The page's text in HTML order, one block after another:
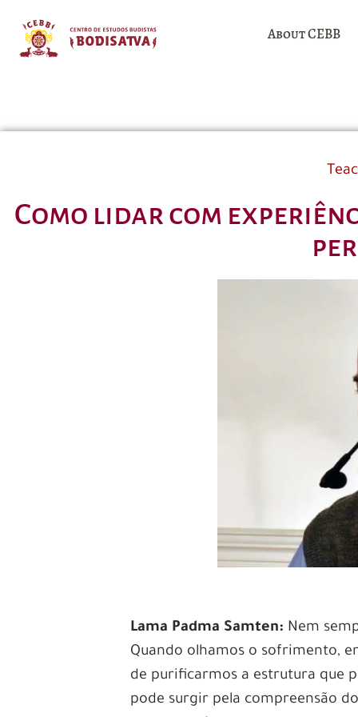
About CEBB
Como lidar com
Lama Padma Samten: Nem
Quando olhamos o sofrimento,
de purificarmos a estrutura que
pode surgir pela compreensão